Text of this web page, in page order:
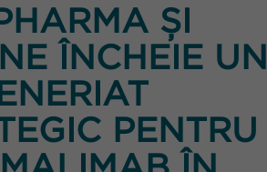
ȘI
ÎNCHEIE UN
PENTRU